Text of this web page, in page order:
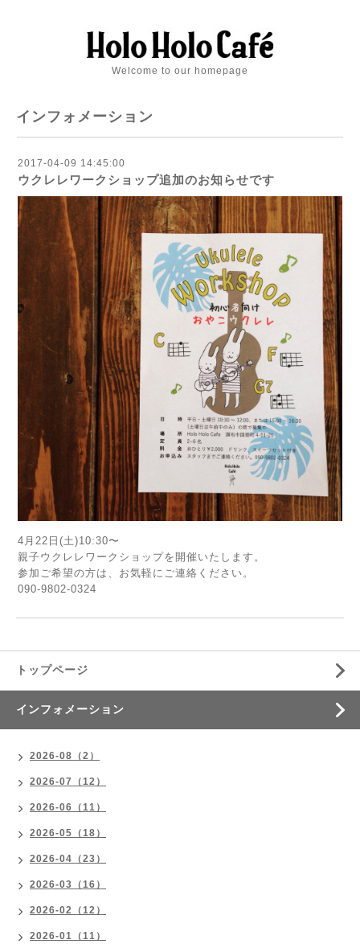
Welcome to our homepage
インフォメーション
2017-04-09 14:45:00
ウクレレワークショップ追加のお知らせです
4月22日(土)10:30〜
親子ウクレレワークショップを開催いたします。
参加ご希望の方は、お気軽にご連絡ください。
090-9802-0324
トップページ
インフォメーション
2026-08（2）
2026-07（12）
2026-06（11）
2026-05（18）
2026-04（23）
2026-03（16）
2026-02（12）
2026-01（11）